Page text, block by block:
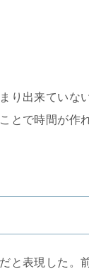
り出来ていな
とで時間が作
と表現した。